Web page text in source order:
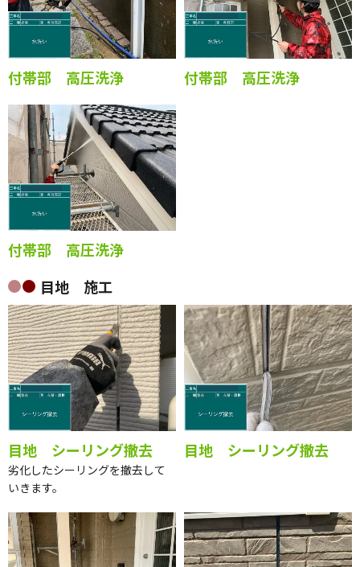
付帯部 高圧洗浄 付帯部 高圧洗浄
付帯部 高圧洗浄
目地 施工
目地 シーリング撤去
劣化したシーリングを撤去して
いきます。
目地 シーリング撤去